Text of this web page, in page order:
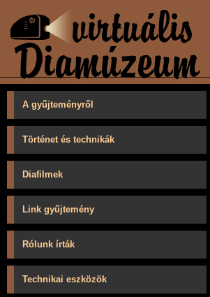
A gyűjteményről
Történet és technikák
Diafilmek
Link gyűjtemény
Rólunk írták
Technikai eszközök